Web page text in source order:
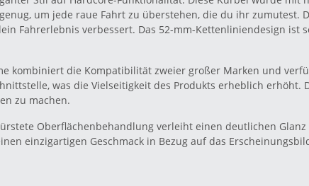
um jede raue Fahrt zu überstehen, die du ihr
Fahrerlebnis verbessert. Das 52-mm-Kettenliniendesign
kombiniert die Kompatibilität zweier großer Marken und
was die Vielseitigkeit des Produkts erheblich
zu machen.
Oberflächenbehandlung verleiht einen deutlichen
einzigartigen Geschmack in Bezug auf das